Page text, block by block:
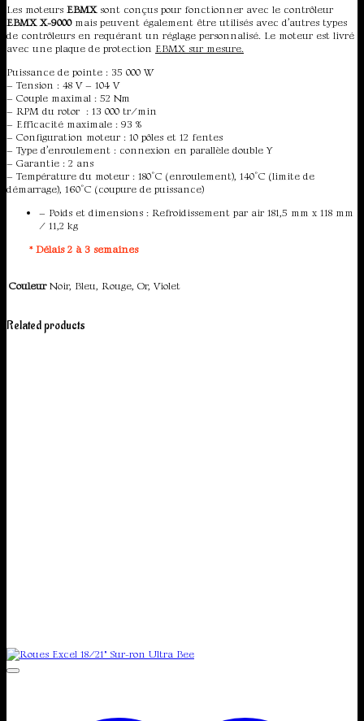
Les moteurs EBMXsont conçus pour fonctionner avec le contrôleur
EBMX X-9000mais peuvent également être utilisés avec d’autres types
de contrôleurs en requérant un réglage personnalisé. Le moteur est livré
avec une plaque de protection EBMX sur mesure.
Puissance de pointe : 35 000 W
– Tension : 48 V – 104 V
– Couple maximal : 52 Nm
– RPM du rotor : 13 000 tr/min
– Efficacité maximale : 93 %
– Configuration moteur : 10 pôles et 12 fentes
– Type d’enroulement : connexion en parallèle double Y
– Garantie : 2 ans
– Température du moteur : 180°C (enroulement), 140°C (limite de
démarrage), 160°C (coupure de puissance)
– Poids et dimensions : Refroidissement par air 181,5 mm x 118 mm
/ 11,2 kg
* Délais 2 à 3 semaines
Couleur Noir, Bleu, Rouge, Or, Violet
Related products